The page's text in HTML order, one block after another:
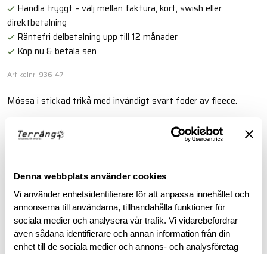
Denna webbplats använder cookies
Vi använder enhetsidentifierare för att anpassa innehållet och
annonserna till användarna, tillhandahålla funktioner för
sociala medier och analysera vår trafik. Vi vidarebefordrar
även sådana identifierare och annan information från din
enhet till de sociala medier och annons- och analysföretag
Handla tryggt – välj mellan faktura, kort, swish eller
direktbetalning
Räntefri delbetalning upp till 12 månader
Köp nu & betala sen
Artikelnr: 936-47
Mössa i stickad trikå med invändigt svart foder av fleece.
BESKRIVNING
RECENSIONER
OM VARUMÄRKET